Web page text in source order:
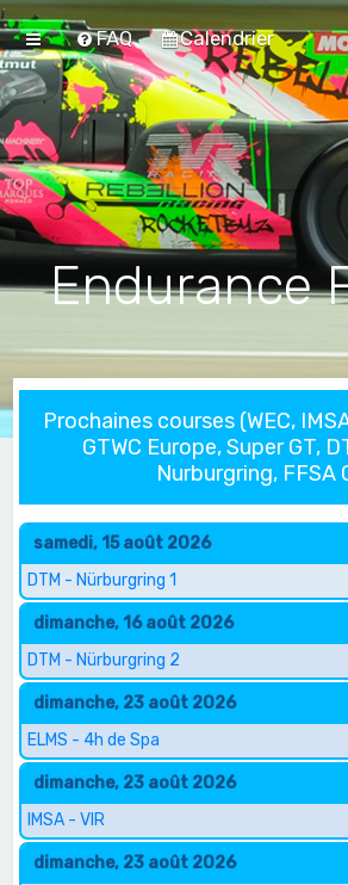
FAQ Calendrier
Endurance
Prochaines courses (WEC,
GTWC Europe, Super GT,
Nurburgring, FFSA
samedi, 15 août 2026
DTM - Nürburgring 1
dimanche, 16 août 2026
DTM - Nürburgring 2
dimanche, 23 août 2026
ELMS - 4h de Spa
dimanche, 23 août 2026
IMSA - VIR
dimanche, 23 août 2026